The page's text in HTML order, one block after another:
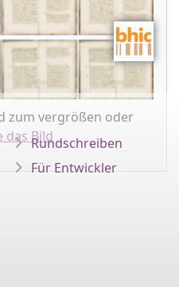
zum vergrößen oder
das BildRundschreiben
Für Entwickler